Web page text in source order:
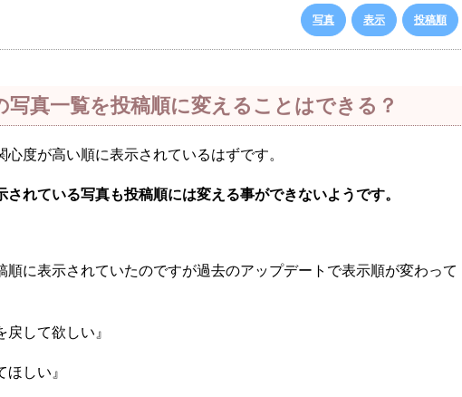
写真 表示 投稿順
写真一覧を投稿順に変えることはできる？
度が高い順に表示されているはずです。
されている写真も投稿順には変える事ができないようです。
順に表示されていたのですが過去のアップデートで表示順が変わって
戻して欲しい』
ほしい』